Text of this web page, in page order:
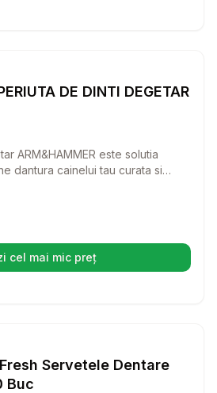
Igiena Orala
DE DINTI DEGETAR
ARM&HAMMER este solutia
dantura cainelui tau curata si
resturilor de hrana si la
cel mai mic preț
(se deschide într-o filă nouă)
Igiena Orala
Servetele Dentare
Buc